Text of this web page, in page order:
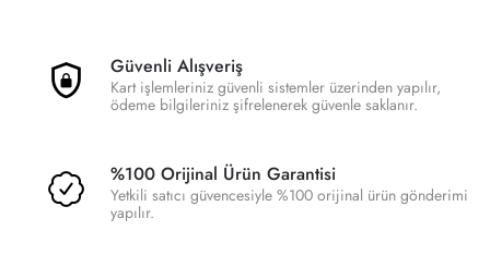
Güvenli Alışveriş
Kart işlemleriniz güvenli sistemler üzerinden yapılır,
ödeme bilgileriniz şifrelenerek güvenle saklanır.
%100 Orijinal Ürün Garantisi
Yetkili satıcı güvencesiyle %100 orijinal ürün gönderimi
yapılır.